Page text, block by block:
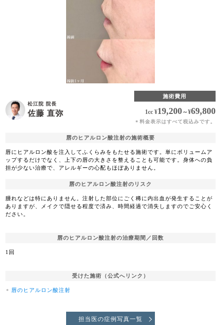
松江院 院長
佐藤 直弥
施術費用
1cc ¥19,200～¥69,800
＊ 料金表示はすべて税込みです。
唇のヒアルロン酸注射の施術概要
唇にヒアルロン酸を注入してふくらみをもたせる施術です。単にボリュームア
ップするだけでなく、上下の唇の大きさを整えることも可能です。身体への負
担が少ない治療で、アレルギーの心配もほぼありません。
唇のヒアルロン酸注射のリスク
腫れなどは特にありません。注射した部位にごく稀に内出血が発生することが
ありますが、メイクで隠せる程度で済み、時間経過で消失しますのでご安心く
ださい。
唇のヒアルロン酸注射の治療期間／回数
1回
受けた施術（公式へリンク）
唇のヒアルロン酸注射
担当医の症例写真一覧